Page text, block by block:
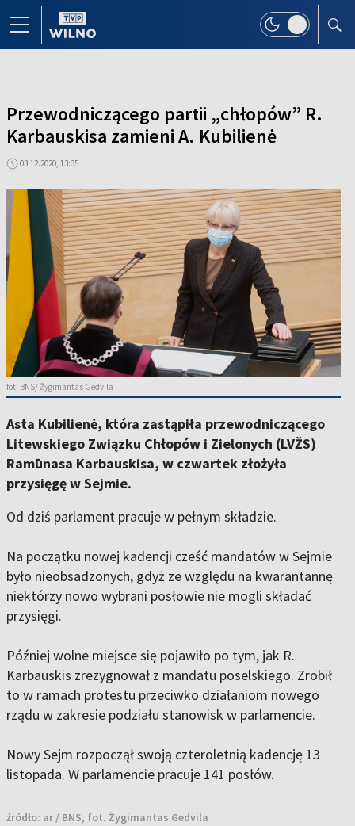
Przewodniczącego partii „chłopów” R.
Karbauskisa zamieni A. Kubilienė
03.12.2020, 13:35
fot. BNS/ Žygimantas Gedvila
Asta Kubilienė, która zastąpiła przewodniczącego
Litewskiego Związku Chłopów i Zielonych (LVŽS)
Ramūnasa Karbauskisa, w czwartek złożyła
przysięgę w Sejmie.
Od dziś parlament pracuje w pełnym składzie.
Na początku nowej kadencji cześć mandatów w Sejmie
było nieobsadzonych, gdyż ze względu na kwarantannę
niektórzy nowo wybrani posłowie nie mogli składać
przysięgi.
Później wolne miejsce się pojawiło po tym, jak R.
Karbauskis zrezygnował z mandatu poselskiego. Zrobił
to w ramach protestu przeciwko działaniom nowego
rządu w zakresie podziału stanowisk w parlamencie.
Nowy Sejm rozpoczął swoją czteroletnią kadencję 13
listopada. W parlamencie pracuje 141 posłów.
źródło: ar / BNS, fot. Žygimantas Gedvila